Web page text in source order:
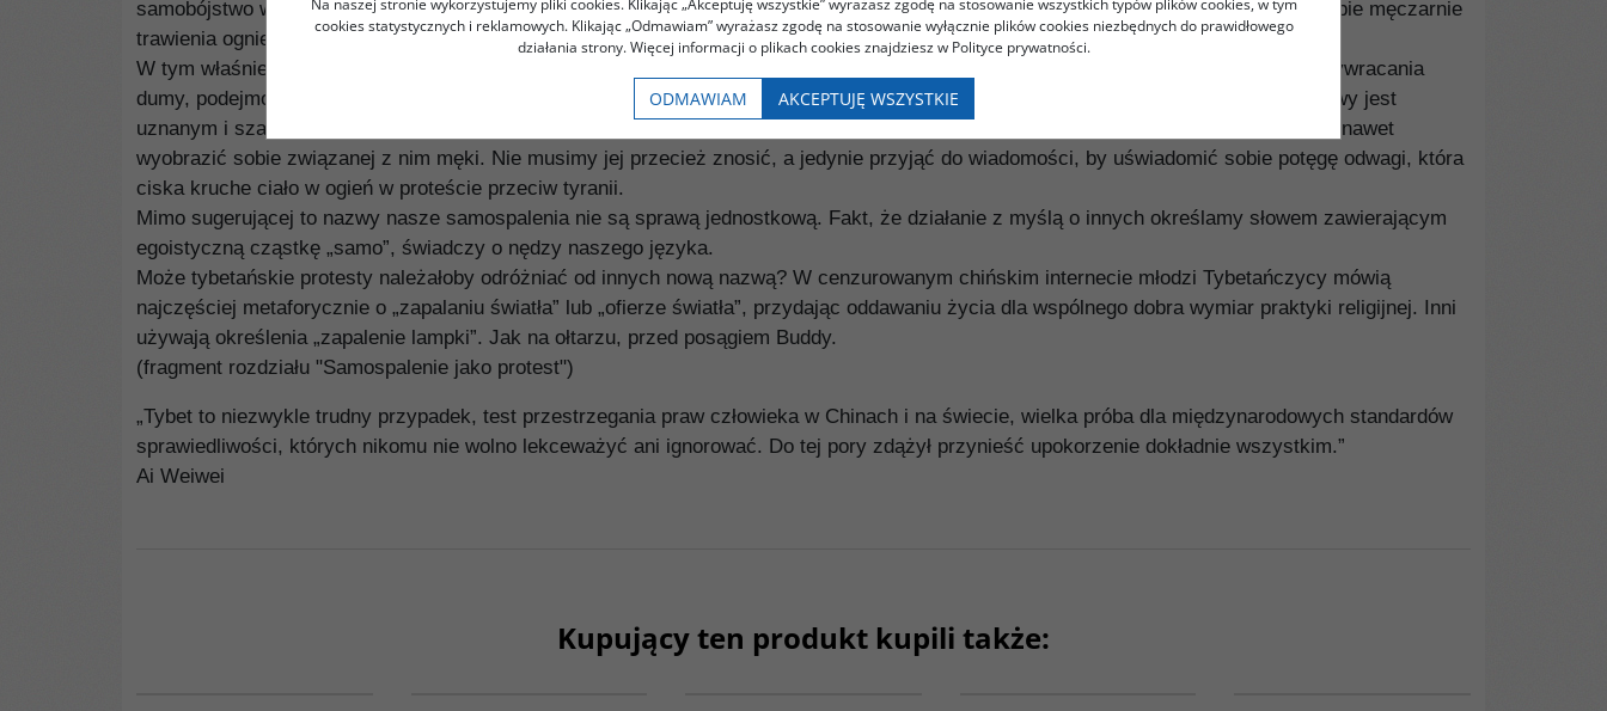
samobójstwo w płomieniach, które wznieca się własnymi rękoma. Gdyby wszakże ostatecznym celem była śmierć, po co zadawać sobie męczarnie
trawienia ogniem każdego skrawka ciała?
W tym właśnie tkwi klucz do zrozumienia: samospalenie jest nade wszystko najdobitniejszym, najdrastyczniejszym aktem oporu i przywracania
dumy, podejmowanym przez zwykłych ludzi, którzy jak my wszyscy wzdragają się na samą myśl o tak straszliwym bólu. Strajk głodowy jest
uznanym i szanowanym medium sprzeciwu, samospalenie zaś odrzucamy, bowiem nie jesteśmy w stanie nie tylko zaakceptować, ale nawet
wyobrazić sobie związanej z nim męki. Nie musimy jej przecież znosić, a jedynie przyjąć do wiadomości, by uświadomić sobie potęgę odwagi, która
ciska kruche ciało w ogień w proteście przeciw tyranii.
Mimo sugerującej to nazwy nasze samospalenia nie są sprawą jednostkową. Fakt, że działanie z myślą o innych określamy słowem zawierającym
egoistyczną cząstkę „samo”, świadczy o nędzy naszego języka.
Może tybetańskie protesty należałoby odróżniać od innych nową nazwą? W cenzurowanym chińskim internecie młodzi Tybetańczycy mówią
najczęściej metaforycznie o „zapalaniu światła” lub „ofierze światła”, przydając oddawaniu życia dla wspólnego dobra wymiar praktyki religijnej. Inni
używają określenia „zapalenie lampki”. Jak na ołtarzu, przed posągiem Buddy.
(fragment rozdziału "Samospalenie jako protest")
„Tybet to niezwykle trudny przypadek, test przestrzegania praw człowieka w Chinach i na świecie, wielka próba dla międzynarodowych standardów
sprawiedliwości, których nikomu nie wolno lekceważyć ani ignorować. Do tej pory zdążył przynieść upokorzenie dokładnie wszystkim.”
Ai Weiwei
Kupujący ten produkt kupili także:
Na naszej stronie wykorzystujemy pliki cookies. Klikając „Akceptuję wszystkie” wyrażasz zgodę na stosowanie wszystkich typów plików cookies, w tym
cookies statystycznych i reklamowych. Klikając „Odmawiam” wyrażasz zgodę na stosowanie wyłącznie plików cookies niezbędnych do prawidłowego
działania strony. Więcej informacji o plikach cookies znajdziesz w Polityce prywatności.
ODMAWIAM AKCEPTUJĘ WSZYSTKIE